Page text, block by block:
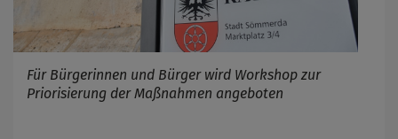
Für Bürgerinnen und Bürger wird Workshop zur
Priorisierung der Maßnahmen angeboten